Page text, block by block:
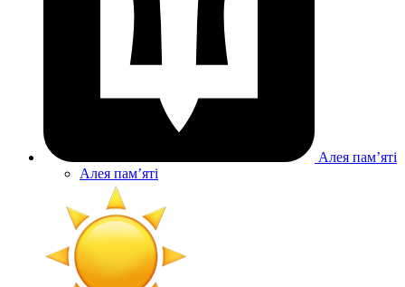
Алея памʼяті
Алея памʼяті